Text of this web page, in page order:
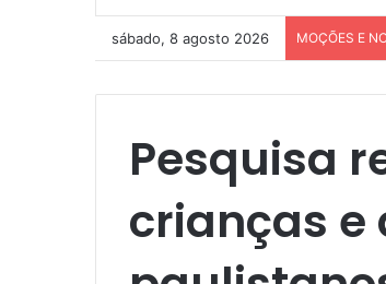
sábado, 8 agosto 2026 MOÇÕES E
Pesquisa
crianças e